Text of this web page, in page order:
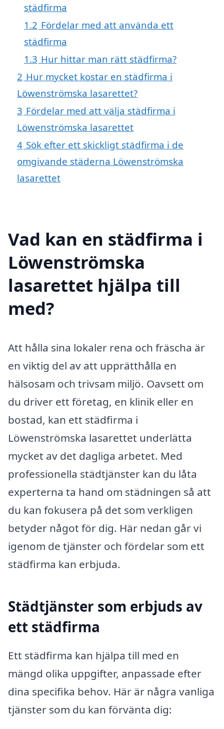
städfirma
1.2 Fördelar med att använda ett
städfirma
1.3 Hur hittar man rätt städfirma?
2 Hur mycket kostar en städfirma i
Löwenströmska lasarettet?
3 Fördelar med att välja städfirma i
Löwenströmska lasarettet
4 Sök efter ett skickligt städfirma i de
omgivande städerna Löwenströmska
lasarettet
Vad kan en städfirma i
Löwenströmska
lasarettet hjälpa till
med?
Att hålla sina lokaler rena och fräscha är
en viktig del av att upprätthålla en
hälsosam och trivsam miljö. Oavsett om
du driver ett företag, en klinik eller en
bostad, kan ett städfirma i
Löwenströmska lasarettet underlätta
mycket av det dagliga arbetet. Med
professionella städtjänster kan du låta
experterna ta hand om städningen så att
du kan fokusera på det som verkligen
betyder något för dig. Här nedan går vi
igenom de tjänster och fördelar som ett
städfirma kan erbjuda.
Städtjänster som erbjuds av
ett städfirma
Ett städfirma kan hjälpa till med en
mängd olika uppgifter, anpassade efter
dina specifika behov. Här är några vanliga
tjänster som du kan förvänta dig: